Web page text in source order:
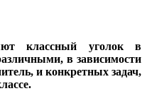
классный уголок в
в зависимости
и конкретных задач,